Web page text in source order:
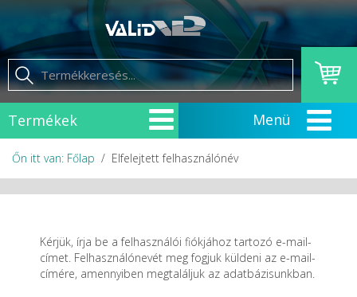
Termékek
Őn itt van: Főlap Elfelejtett felhasználónév
Kérjük, írja be a felhasználói fiókjához tartozó e-mail-
címet. Felhasználónevét meg fogjuk küldeni az e-mail-
címére, amennyiben megtaláljuk az adatbázisunkban.